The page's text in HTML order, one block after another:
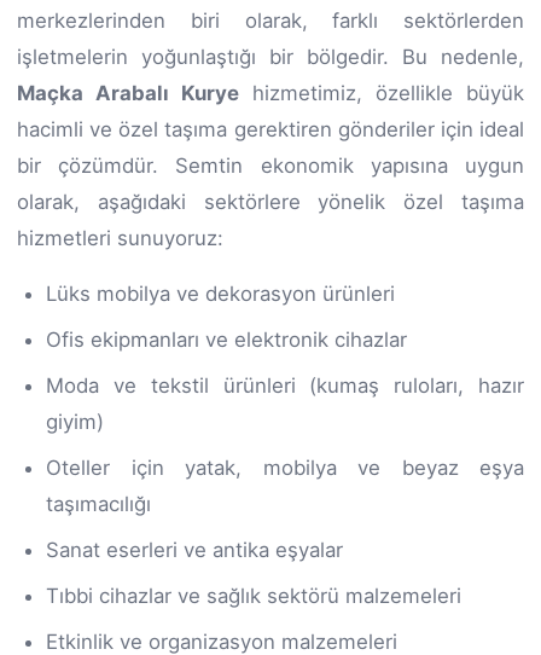
merkezlerinden biri olarak, farklı sektörlerden
işletmelerin yoğunlaştığı bir bölgedir. Bu nedenle,
Maçka Arabalı Kurye hizmetimiz, özellikle büyük
hacimli ve özel taşıma gerektiren gönderiler için ideal
bir çözümdür. Semtin ekonomik yapısına uygun
olarak, aşağıdaki sektörlere yönelik özel taşıma
hizmetleri sunuyoruz:
Lüks mobilya ve dekorasyon ürünleri
Ofis ekipmanları ve elektronik cihazlar
Moda ve tekstil ürünleri (kumaş ruloları, hazır
giyim)
Oteller için yatak, mobilya ve beyaz eşya
taşımacılığı
Sanat eserleri ve antika eşyalar
Tıbbi cihazlar ve sağlık sektörü malzemeleri
Etkinlik ve organizasyon malzemeleri